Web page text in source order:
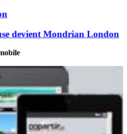
devient Mondrian London